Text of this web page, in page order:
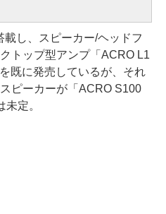
し、スピーカー/ヘッドフ
トップ型アンプ「ACRO L1
既に発売しているが、それ
ピーカーが「ACRO S100
定。